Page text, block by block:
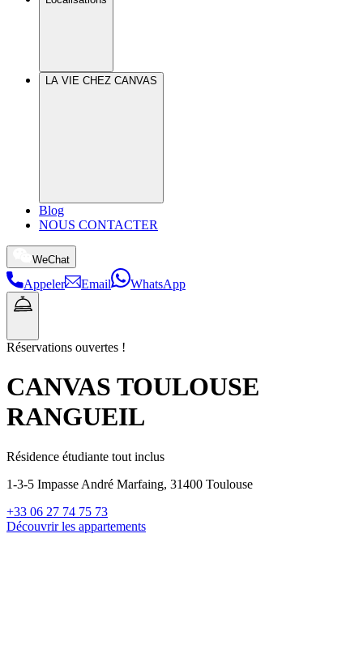
LA VIE CHEZ CANVAS
Blog
NOUS CONTACTER
WeChat
Appeler Email WhatsApp
Réservations ouvertes !
CANVAS TOULOUSE
RANGUEIL
Résidence étudiante tout inclus
1-3-5 Impasse André Marfaing, 31400 Toulouse
+33 06 27 74 75 73
Découvrir les appartements